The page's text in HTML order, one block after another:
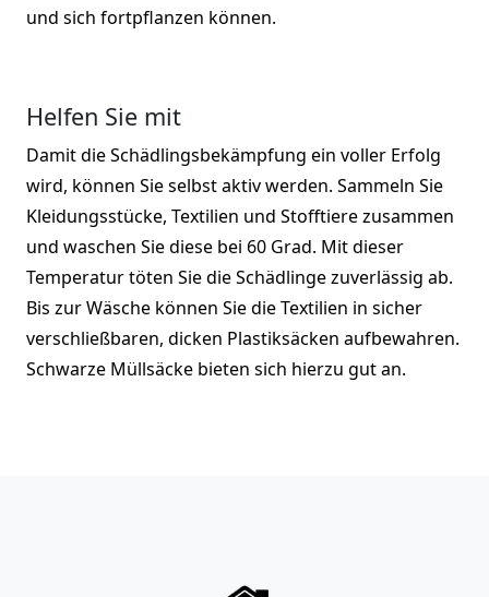
und sich fortpflanzen können.
Helfen Sie mit
Damit die Schädlingsbekämpfung ein voller Erfolg
wird, können Sie selbst aktiv werden. Sammeln Sie
Kleidungsstücke, Textilien und Stofftiere zusammen
und waschen Sie diese bei 60 Grad. Mit dieser
Temperatur töten Sie die Schädlinge zuverlässig ab.
Bis zur Wäsche können Sie die Textilien in sicher
verschließbaren, dicken Plastiksäcken aufbewahren.
Schwarze Müllsäcke bieten sich hierzu gut an.